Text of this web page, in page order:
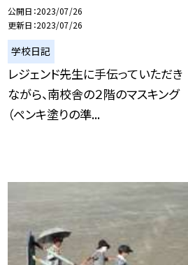
公開日 2023/07/26
更新日 2023/07/26
学校日記
レジェンド先生に手伝っていただき
ながら、南校舎の２階のマスキング
（ペンキ塗りの準...